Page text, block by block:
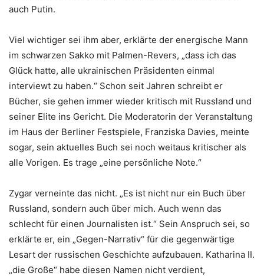
auch Putin.
Viel wichtiger sei ihm aber, erklärte der energische Mann
im schwarzen Sakko mit Palmen-Revers, „dass ich das
Glück hatte, alle ukrainischen Präsidenten einmal
interviewt zu haben.“ Schon seit Jahren schreibt er
Bücher, sie gehen immer wieder kritisch mit Russland und
seiner Elite ins Gericht. Die Moderatorin der Veranstaltung
im Haus der Berliner Festspiele, Franziska Davies, meinte
sogar, sein aktuelles Buch sei noch weitaus kritischer als
alle Vorigen. Es trage „eine persönliche Note.“
Zygar verneinte das nicht. „Es ist nicht nur ein Buch über
Russland, sondern auch über mich. Auch wenn das
schlecht für einen Journalisten ist.“ Sein Anspruch sei, so
erklärte er, ein „Gegen-Narrativ“ für die gegenwärtige
Lesart der russischen Geschichte aufzubauen. Katharina II.
„die Große“ habe diesen Namen nicht verdient,